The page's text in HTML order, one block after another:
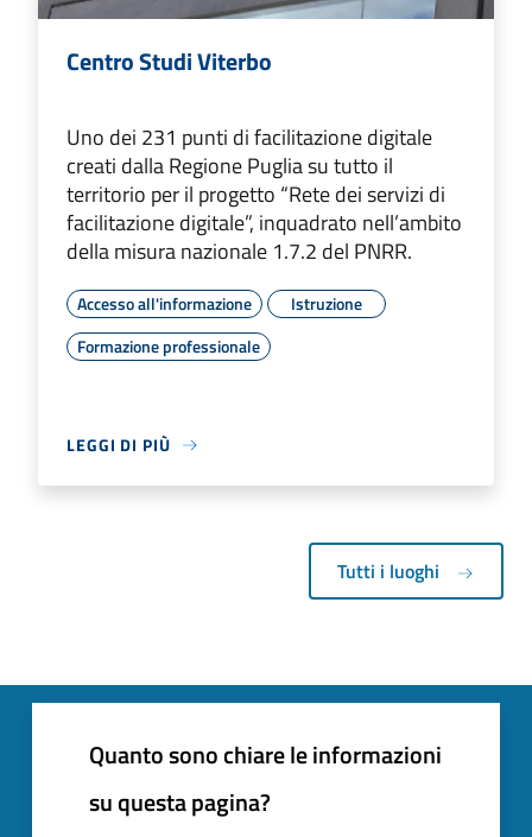
Centro Studi Viterbo
Uno dei 231 punti di facilitazione digitale
creati dalla Regione Puglia su tutto il
territorio per il progetto “Rete dei servizi di
facilitazione digitale”, inquadrato nell’ambito
della misura nazionale 1.7.2 del PNRR.
Accesso all'informazione
Istruzione
Formazione professionale
LEGGI DI PIÙ
Tutti i luoghi
Quanto sono chiare le informazioni
su questa pagina?